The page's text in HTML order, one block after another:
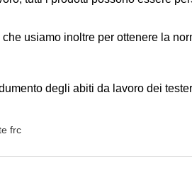
usiamo inoltre per ottenere la
degli abiti da lavoro dei
frc